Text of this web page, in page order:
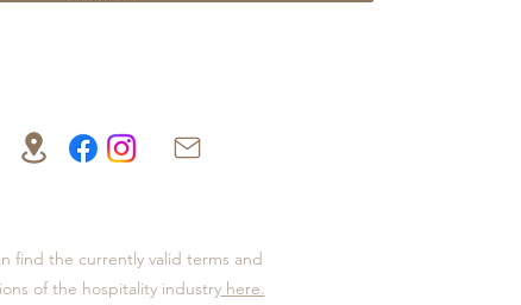
find the currently valid terms and
of the hospitality industryhere.